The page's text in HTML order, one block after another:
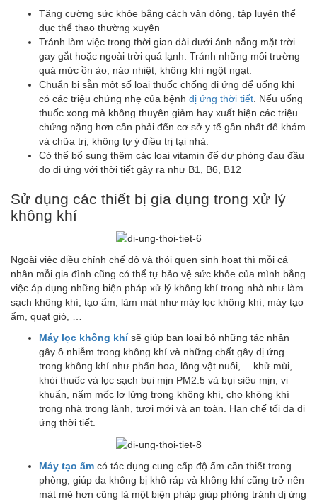
Tăng cường sức khỏe bằng cách vận động, tập luyện thể
dục thể thao thường xuyên
Tránh làm việc trong thời gian dài dưới ánh nắng mặt trời
gay gắt hoặc ngoài trời quá lạnh. Tránh những môi trường
quá mức ồn ào, náo nhiệt, không khí ngột ngạt.
Chuẩn bị sẵn một số loại thuốc chống dị ứng để uống khi
có các triệu chứng nhẹ của bệnh dị ứng thời tiết . Nếu uống
thuốc xong mà không thuyên giảm hay xuất hiện các triệu
chứng nặng hơn cần phải đến cơ sở y tế gần nhất để khám
và chữa trị, không tự ý điều trị tại nhà.
Có thể bổ sung thêm các loại vitamin để dự phòng đau đầu
do dị ứng với thời tiết gây ra như B1, B6, B12
Sử dụng các thiết bị gia dụng trong xử lý
không khí
Ngoài việc điều chỉnh chế độ và thói quen sinh hoạt thì mỗi cá
nhân mỗi gia đình cũng có thể tự bảo vệ sức khỏe của mình bằng
việc áp dụng những biện pháp xử lý không khí trong nhà như làm
sạch không khí, tạo ẩm, làm mát như máy lọc không khí, máy tạo
ẩm, quạt gió, …
Máy lọc không khísẽ giúp bạn loại bỏ những tác nhân
gây ô nhiễm trong không khí và những chất gây dị ứng
trong không khí như phấn hoa, lông vật nuôi,… khử mùi,
khói thuốc và lọc sạch bụi mịn PM2.5 và bụi siêu mịn, vi
khuẩn, nấm mốc lơ lửng trong không khí, cho không khí
trong nhà trong lành, tươi mới và an toàn. Hạn chế tối đa dị
ứng thời tiết.
Máy tạo ẩm có tác dụng cung cấp độ ẩm cần thiết trong
phòng, giúp da không bị khô ráp và không khí cũng trở nên
mát mẻ hơn cũng là một biện pháp giúp phòng tránh dị ứng